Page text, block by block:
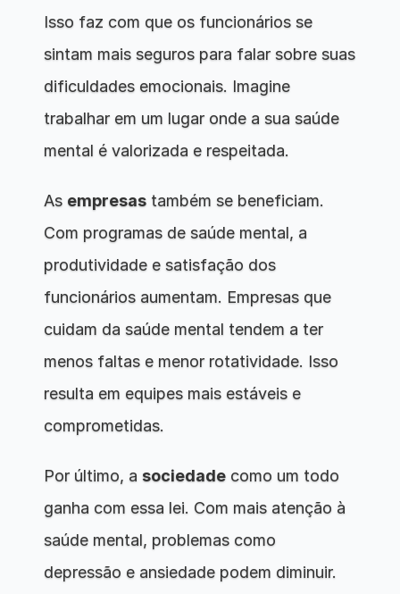
Isso faz com que os funcionários se
sintam mais seguros para falar sobre suas
dificuldades emocionais. Imagine
trabalhar em um lugar onde a sua saúde
mental é valorizada e respeitada.
As empresas também se beneficiam.
Com programas de saúde mental, a
produtividade e satisfação dos
funcionários aumentam. Empresas que
cuidam da saúde mental tendem a ter
menos faltas e menor rotatividade. Isso
resulta em equipes mais estáveis e
comprometidas.
Por último, a sociedade como um todo
ganha com essa lei. Com mais atenção à
saúde mental, problemas como
depressão e ansiedade podem diminuir.